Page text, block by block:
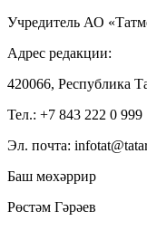
Учредитель АО
Адрес редакции:
420066, Республика
Тел.: +7 843 222 0 999
Эл. почта:
Баш мөхәррир
Рөстәм Гәрәев